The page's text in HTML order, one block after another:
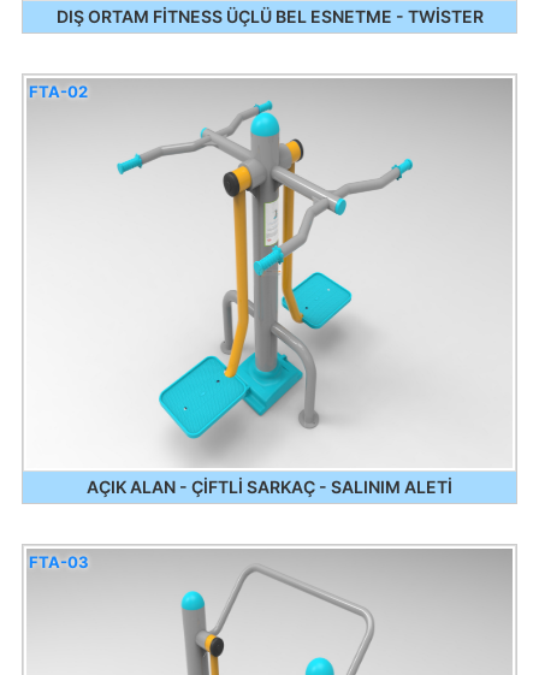
DIŞ ORTAM FİTNESS ÜÇLÜ BEL ESNETME - TWİSTER
AÇIK ALAN - ÇİFTLİ SARKAÇ - SALINIM ALETİ
FTA-02
FTA-03